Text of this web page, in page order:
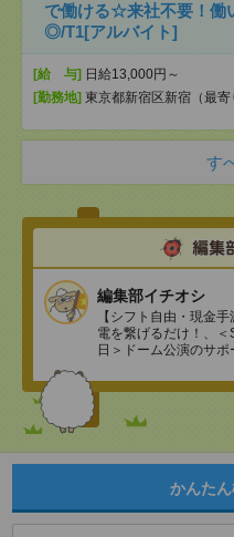
で働ける☆来社不要！働
◎/T1[アルバイト]
[給 与] 日給13,000円～
[勤務地] 東京都新宿区新宿（最寄
す
編集部イチオシ
【シフト自由・現金
電を繋げるだけ！、
日＞ドーム公演のサ
かんた